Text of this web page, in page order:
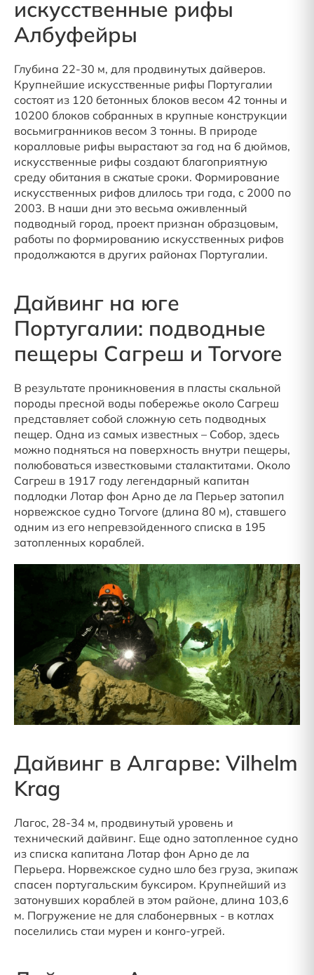
искусственные рифы
Албуфейры
Глубина 22-30 м, для продвинутых дайверов.
Крупнейшие искусственные рифы Португалии
состоят из 120 бетонных блоков весом 42 тонны и
10200 блоков собранных в крупные конструкции
восьмигранников весом 3 тонны. В природе
коралловые рифы вырастают за год на 6 дюймов,
искусственные рифы создают благоприятную
среду обитания в сжатые сроки. Формирование
искусственных рифов длилось три года, с 2000 по
2003. В наши дни это весьма оживленный
подводный город, проект признан образцовым,
работы по формированию искусственных рифов
продолжаются в других районах Португалии.
Дайвинг на юге
Португалии: подводные
пещеры Сагреш и Torvore
В результате проникновения в пласты скальной
породы пресной воды побережье около Сагреш
представляет собой сложную сеть подводных
пещер. Одна из самых известных – Собор, здесь
можно подняться на поверхность внутри пещеры,
полюбоваться известковыми сталактитами. Около
Сагреш в 1917 году легендарный капитан
подлодки Лотар фон Арно де ла Перьер затопил
норвежское судно Torvore (длина 80 м), ставшего
одним из его непревзойденного списка в 195
затопленных кораблей.
Дайвинг в Алгарве: Vilhelm
Krag
Лагос, 28-34 м, продвинутый уровень и
технический дайвинг. Еще одно затопленное судно
из списка капитана Лотар фон Арно де ла
Перьера. Норвежское судно шло без груза, экипаж
спасен португальским буксиром. Крупнейший из
затонувших кораблей в этом районе, длина 103,6
м. Погружение не для слабонервных - в котлах
поселились стаи мурен и конго-угрей.